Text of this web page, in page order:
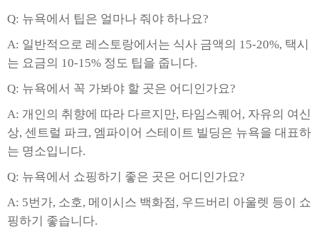
Q: 뉴욕에서 팁은 얼마나 줘야 하나요?
A: 일반적으로 레스토랑에서는 식사 금액의 15-20%, 택시
는 요금의 10-15% 정도 팁을 줍니다.
Q: 뉴욕에서 꼭 가봐야 할 곳은 어디인가요?
A: 개인의 취향에 따라 다르지만, 타임스퀘어, 자유의 여신
상, 센트럴 파크, 엠파이어 스테이트 빌딩은 뉴욕을 대표하
는 명소입니다.
Q: 뉴욕에서 쇼핑하기 좋은 곳은 어디인가요?
A: 5번가, 소호, 메이시스 백화점, 우드버리 아울렛 등이 쇼
핑하기 좋습니다.